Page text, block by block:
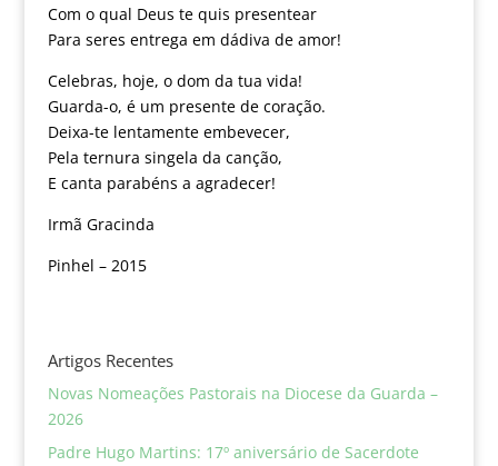
Com o qual Deus te quis presentear
Para seres entrega em dádiva de amor!
Celebras, hoje, o dom da tua vida!
Guarda-o, é um presente de coração.
Deixa-te lentamente embevecer,
Pela ternura singela da canção,
E canta parabéns a agradecer!
Irmã Gracinda
Pinhel – 2015
Artigos Recentes
Novas Nomeações Pastorais na Diocese da Guarda –
2026
Padre Hugo Martins: 17º aniversário de Sacerdote